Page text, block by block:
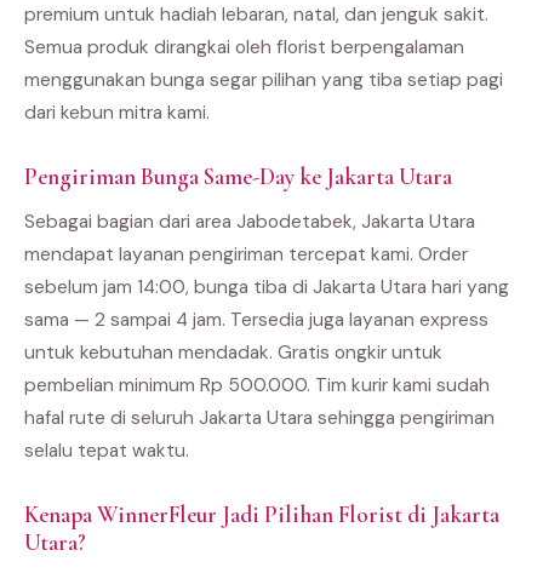
premium untuk hadiah lebaran, natal, dan jenguk sakit.
Semua produk dirangkai oleh florist berpengalaman
menggunakan bunga segar pilihan yang tiba setiap pagi
dari kebun mitra kami.
Pengiriman Bunga Same-Day ke Jakarta Utara
Sebagai bagian dari area Jabodetabek, Jakarta Utara
mendapat layanan pengiriman tercepat kami. Order
sebelum jam 14:00, bunga tiba di Jakarta Utara hari yang
sama — 2 sampai 4 jam. Tersedia juga layanan express
untuk kebutuhan mendadak. Gratis ongkir untuk
pembelian minimum Rp 500.000. Tim kurir kami sudah
hafal rute di seluruh Jakarta Utara sehingga pengiriman
selalu tepat waktu.
Kenapa WinnerFleur Jadi Pilihan Florist di Jakarta
Utara?